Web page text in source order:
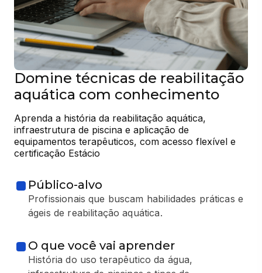
Domine técnicas de reabilitação
aquática com conhecimento
Aprenda a história da reabilitação aquática,
infraestrutura de piscina e aplicação de
equipamentos terapêuticos, com acesso flexível e
certificação Estácio
Público-alvo
Profissionais que buscam habilidades práticas e
ágeis de reabilitação aquática.
O que você vai aprender
História do uso terapêutico da água,